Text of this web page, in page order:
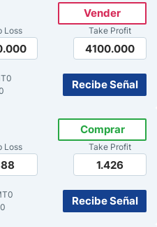
del Mercado Diario
Vender
Loss Take Profit
4100.000
Recibe Señal
Comprar
Loss Take Profit
1.426
Recibe Señal